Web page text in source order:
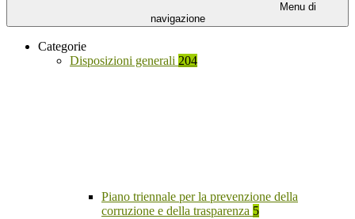
Menu di
navigazione
Categorie
Disposizioni generali 204
Piano triennale per la prevenzione della
corruzione e della trasparenza 5